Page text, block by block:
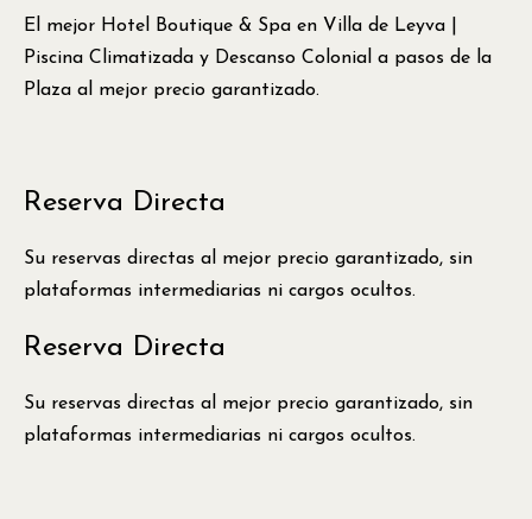
El mejor Hotel Boutique & Spa en Villa de Leyva |
Piscina Climatizada y Descanso Colonial a pasos de la
Plaza al mejor precio garantizado.
Reserva Directa
Su reservas directas al mejor precio garantizado, sin
plataformas intermediarias ni cargos ocultos.
Reserva Directa
Su reservas directas al mejor precio garantizado, sin
plataformas intermediarias ni cargos ocultos.